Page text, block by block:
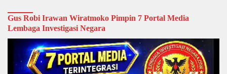
Gus Robi Irawan Wiratmoko Pimpin 7 Portal Media
Lembaga Investigasi Negara
Video
Player